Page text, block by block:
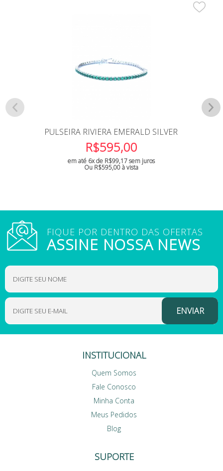
PULSEIRA RIVIERA EMERALD SILVER
R$595,00
em até 6x de R$99,17sem juros
Ou R$595,00à vista
FIQUE POR DENTRO DAS OFERTAS
ASSINE NOSSA NEWS
INSTITUCIONAL
Quem Somos
Fale Conosco
Minha Conta
Meus Pedidos
Blog
SUPORTE